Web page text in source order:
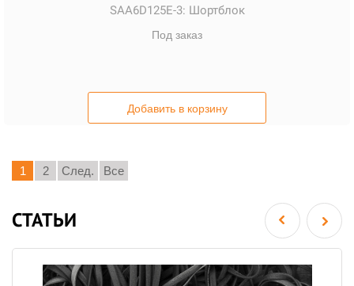
SAA6D125E-3: Шортблок
Под заказ
Добавить в корзину
1 2 След. Все
СТАТЬИ